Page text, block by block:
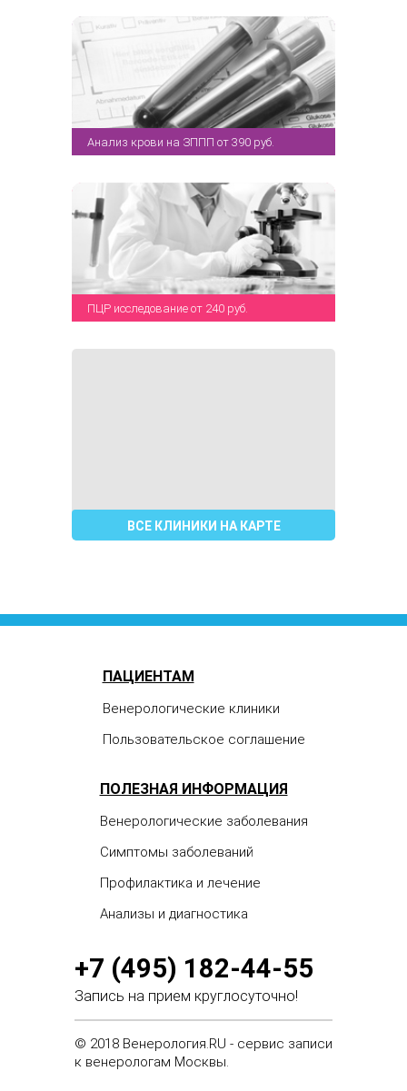
Анализ крови на ЗППП от 390 руб.
ПЦР исследование от 240 руб.
ВСЕ КЛИНИКИ НА КАРТЕ
ПАЦИЕНТАМ
Венерологические клиники
Пользовательское соглашение
ПОЛЕЗНАЯ ИНФОРМАЦИЯ
Венерологические заболевания
Симптомы заболеваний
Профилактика и лечение
Анализы и диагностика
+7 (495) 182-44-55
Запись на прием круглосуточно!
© 2018 Венерология.RU - сервис записи
к венерологам Москвы.